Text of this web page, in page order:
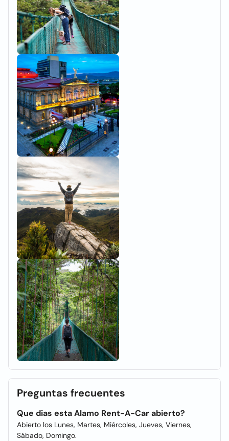
Preguntas frecuentes
Que dias esta Alamo Rent-A-Car abierto?
Abierto los Lunes, Martes, Miércoles, Jueves, Viernes,
Sábado, Domingo.